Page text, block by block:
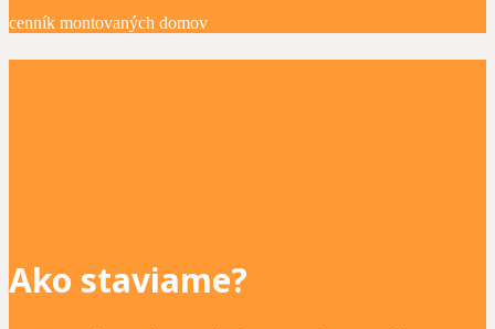
cenník montovaných domov
Ako staviame?